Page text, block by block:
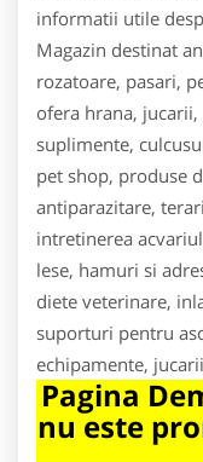
informatii utile
Magazin destinat
rozatoare, pasari,
ofera hrana,
suplimente,
pet shop, produse
antiparazitare,
intretinerea
lese, hamuri si
diete veterinare,
suporturi pentru
echipamente,
Pagina
nu este